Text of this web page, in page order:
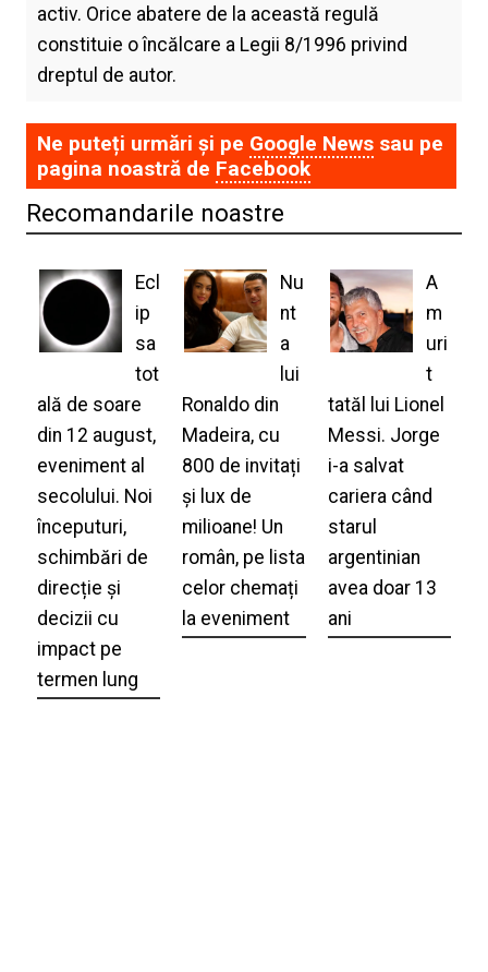
activ. Orice abatere de la această regulă
constituie o încălcare a Legii 8/1996 privind
dreptul de autor.
Ne puteți urmări și pe Google Newssau pe
pagina noastră de Facebook
Recomandarile noastre
Ecl
ip
sa
tot
ală de soare
din 12 august,
eveniment al
secolului. Noi
începuturi,
schimbări de
direcție și
decizii cu
impact pe
termen lung
Nu
nt
a
lui
Ronaldo din
Madeira, cu
800 de invitați
și lux de
milioane! Un
român, pe lista
celor chemați
la eveniment
A
m
uri
t
tatăl lui Lionel
Messi. Jorge
i-a salvat
cariera când
starul
argentinian
avea doar 13
ani